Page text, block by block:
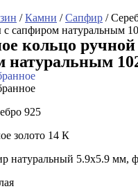
/Камни /Сапфир /
сапфиром натуральным
кольцо
натуральным
925
золото 14 К
натуральный 5.9х5.9 мм,